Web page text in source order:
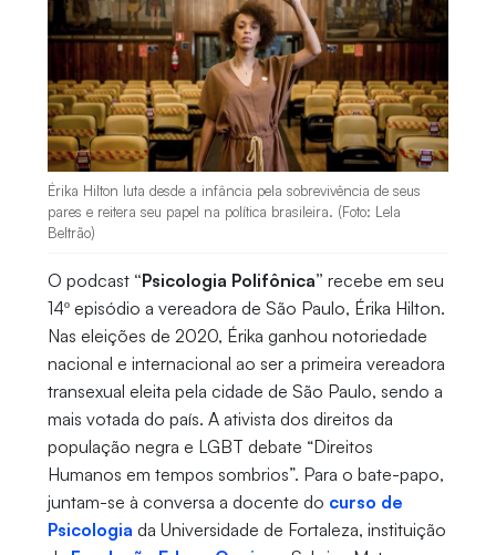
Érika Hilton luta desde a infância pela sobrevivência de seus
pares e reitera seu papel na política brasileira. (Foto: Lela
Beltrão)
O podcast “Psicologia Polifônica” recebe em seu
14º episódio a vereadora de São Paulo, Érika Hilton.
Nas eleições de 2020, Érika ganhou notoriedade
nacional e internacional ao ser a primeira vereadora
transexual eleita pela cidade de São Paulo, sendo a
mais votada do país. A ativista dos direitos da
população negra e LGBT debate “Direitos
Humanos em tempos sombrios”. Para o bate-papo,
juntam-se à conversa a docente do curso de
Psicologia da Universidade de Fortaleza, instituição